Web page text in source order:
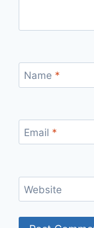
Name *
Email *
Website